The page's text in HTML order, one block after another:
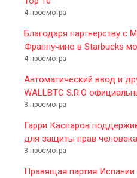
4 просмотра
Благодаря партнерству с
Фраппучино в Starbucks
4 просмотра
Автоматический ввод и
WALLBTC S.R.O
3 просмотра
Гарри Каспаров
для защиты прав
3 просмотра
Правящая партия